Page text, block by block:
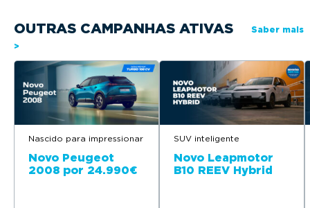
OUTRAS CAMPANHAS ATIVAS
Saber mais
>
Nascido para impressionar
Novo Peugeot
2008 por 24.990€
SUV inteligente
Novo Leapmotor
B10 REEV Hybrid